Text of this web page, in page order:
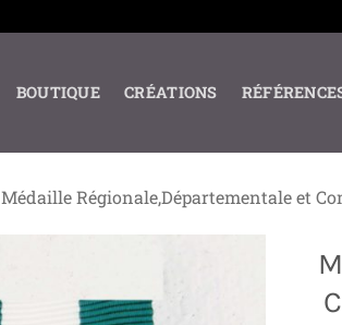
BOUTIQUE CRÉATIONS
Médaille Régionale,Départementale et